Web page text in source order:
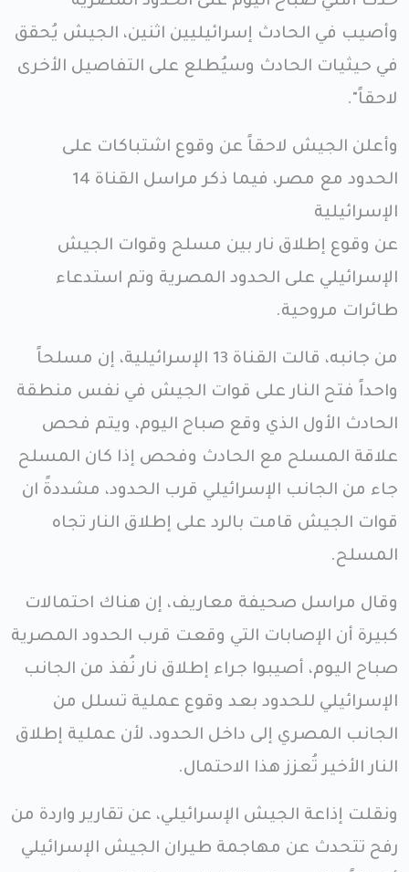
وأصيب في الحادث إسرائيليين اثنين، الجيش يُحقق
في حيثيات الحادث وسيُطلع على التفاصيل الأخرى
لاحقاً".
وأعلن الجيش لاحقاً عن وقوع اشتباكات على
الحدود مع مصر، فيما ذكر مراسل القناة 14
الإسرائيلية
عن وقوع إطلاق نار بين مسلح وقوات الجيش
الإسرائيلي على الحدود المصرية وتم استدعاء
طائرات مروحية.
من جانبه، قالت القناة 13 الإسرائيلية، إن مسلحاً
واحداً فتح النار على قوات الجيش في نفس منطقة
الحادث الأول الذي وقع صباح اليوم، ويتم فحص
علاقة المسلح مع الحادث وفحص إذا كان المسلح
جاء من الجانب الإسرائيلي قرب الحدود، مشددةً ان
قوات الجيش قامت بالرد على إطلاق النار تجاه
المسلح.
وقال مراسل صحيفة معاريف، إن هناك احتمالات
كبيرة أن الإصابات التي وقعت قرب الحدود المصرية
صباح اليوم، أصيبوا جراء إطلاق نار نُفذ من الجانب
الإسرائيلي للحدود بعد وقوع عملية تسلل من
الجانب المصري إلى داخل الحدود، لأن عملية إطلاق
النار الأخير تُعزز هذا الاحتمال.
ونقلت إذاعة الجيش الإسرائيلي، عن تقارير واردة من
رفح تتحدث عن مهاجمة طيران الجيش الإسرائيلي